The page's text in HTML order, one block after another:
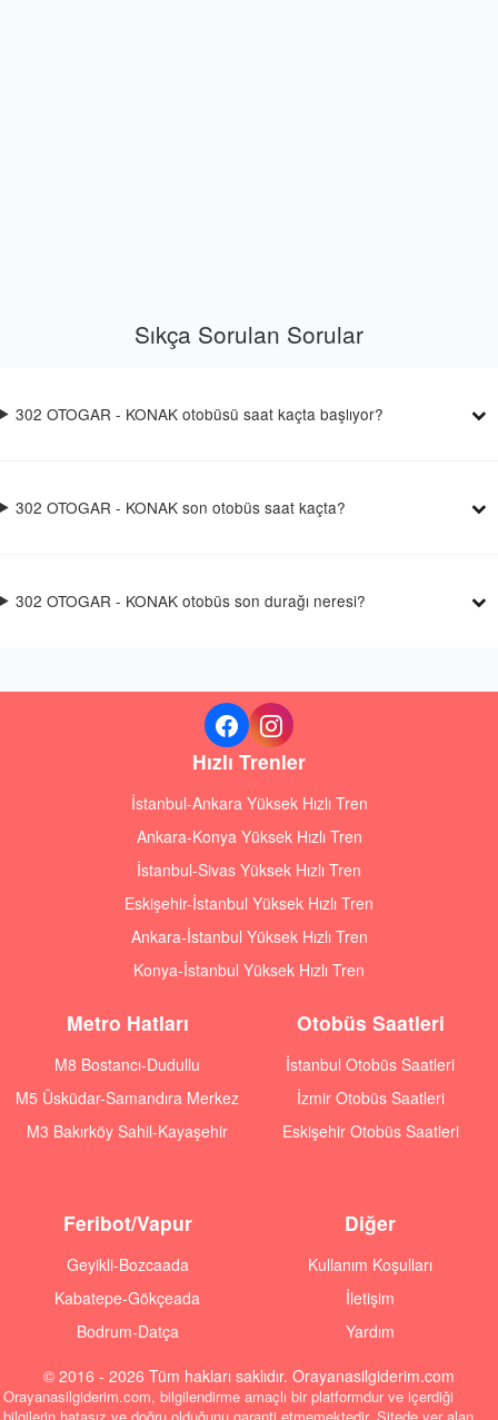
Sıkça Sorulan Sorular
302 OTOGAR - KONAK otobüsü saat kaçta başlıyor?
302 OTOGAR - KONAK son otobüs saat kaçta?
302 OTOGAR - KONAK otobüs son durağı neresi?
Hızlı Trenler
İstanbul-Ankara Yüksek Hızlı Tren
Ankara-Konya Yüksek Hızlı Tren
İstanbul-Sivas Yüksek Hızlı Tren
Eskişehir-İstanbul Yüksek Hızlı Tren
Ankara-İstanbul Yüksek Hızlı Tren
Konya-İstanbul Yüksek Hızlı Tren
Metro Hatları
M8 Bostancı-Dudullu
M5 Üsküdar-Samandıra Merkez
M3 Bakırköy Sahil-Kayaşehir
Otobüs Saatleri
İstanbul Otobüs Saatleri
İzmir Otobüs Saatleri
Eskişehir Otobüs Saatleri
Feribot/Vapur
Geyikli-Bozcaada
Kabatepe-Gökçeada
Bodrum-Datça
Diğer
Kullanım Koşulları
İletişim
Yardım
© 2016 - 2026 Tüm hakları saklıdır. Orayanasilgiderim.com
Orayanasilgiderim.com, bilgilendirme amaçlı bir platformdur ve içerdiği